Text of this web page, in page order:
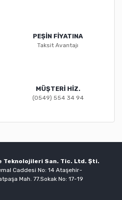
PEŞİN FİYATINA
Taksit Avantajı
MÜŞTERİ HİZ.
(0549) 554 34 94
Teknolojileri San. Tic. Ltd. Şti.
Caddesi No: 14 Ataşehir-
Mah. 77.Sokak No: 17-19